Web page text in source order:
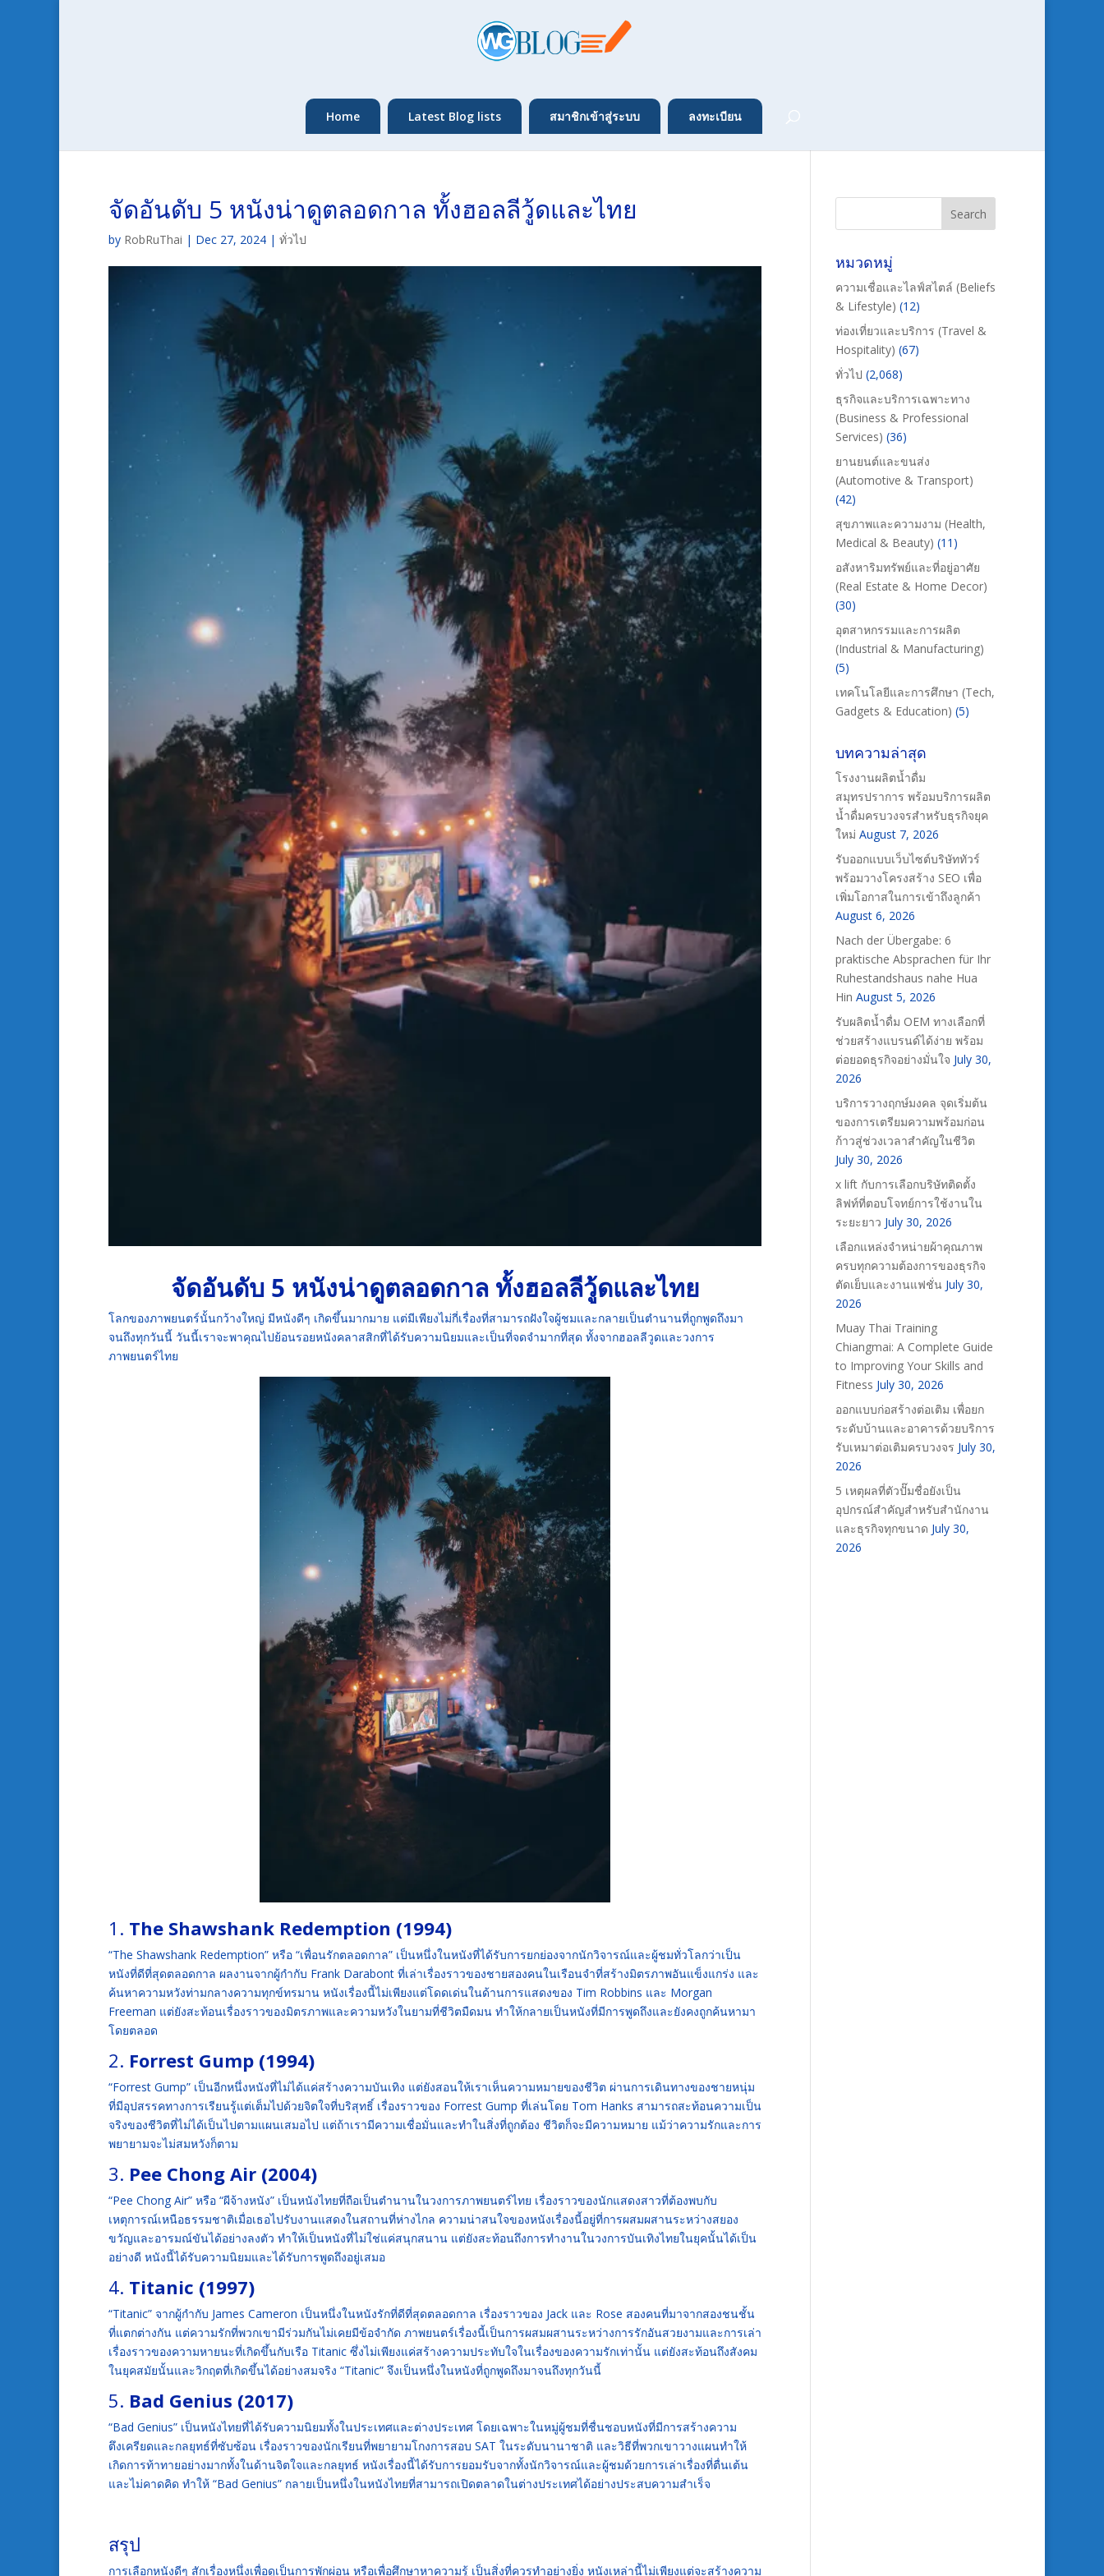
Home Latest Blog lists สมาชิกเข้าสู่ระบบ ลงทะเบียน
จัดอันดับ 5 หนังน่าดูตลอดกาล ทั้งฮอลลีวู้ดและไทย
by RobRuThai | Dec 27, 2024 | ทั่วไป
จัดอันดับ 5 หนังน่าดูตลอดกาล ทั้งฮอลลีวู้ดและไทย
โลกของภาพยนตร์นั้นกว้างใหญ่ มีหนังดีๆ เกิดขึ้นมากมาย แต่มีเพียงไม่กี่เรื่องที่สามารถฝังใจผู้ชมและกลายเป็นตำนานที่ถูกพูดถึงมา
จนถึงทุกวันนี้ วันนี้เราจะพาคุณไปย้อนรอยหนังคลาสสิกที่ได้รับความนิยมและเป็นที่จดจำมากที่สุด ทั้งจากฮอลลีวูดและวงการ
ภาพยนตร์ไทย
1. The Shawshank Redemption (1994)
“The Shawshank Redemption” หรือ “เพื่อนรักตลอดกาล” เป็นหนึ่งในหนังที่ได้รับการยกย่องจากนักวิจารณ์และผู้ชมทั่วโลกว่าเป็น
หนังที่ดีที่สุดตลอดกาล ผลงานจากผู้กำกับ Frank Darabont ที่เล่าเรื่องราวของชายสองคนในเรือนจำที่สร้างมิตรภาพอันแข็งแกร่ง และ
ค้นหาความหวังท่ามกลางความทุกข์ทรมาน หนังเรื่องนี้ไม่เพียงแต่โดดเด่นในด้านการแสดงของ Tim Robbins และ Morgan
Freeman แต่ยังสะท้อนเรื่องราวของมิตรภาพและความหวังในยามที่ชีวิตมืดมน ทำให้กลายเป็นหนังที่มีการพูดถึงและยังคงถูกค้นหามา
โดยตลอด
2. Forrest Gump (1994)
“Forrest Gump” เป็นอีกหนึ่งหนังที่ไม่ได้แค่สร้างความบันเทิง แต่ยังสอนให้เราเห็นความหมายของชีวิต ผ่านการเดินทางของชายหนุ่ม
ที่มีอุปสรรคทางการเรียนรู้แต่เต็มไปด้วยจิตใจที่บริสุทธิ์ เรื่องราวของ Forrest Gump ที่เล่นโดย Tom Hanks สามารถสะท้อนความเป็น
จริงของชีวิตที่ไม่ได้เป็นไปตามแผนเสมอไป แต่ถ้าเรามีความเชื่อมั่นและทำในสิ่งที่ถูกต้อง ชีวิตก็จะมีความหมาย แม้ว่าความรักและการ
พยายามจะไม่สมหวังก็ตาม
3. Pee Chong Air (2004)
“Pee Chong Air” หรือ “ผีจ้างหนัง” เป็นหนังไทยที่ถือเป็นตำนานในวงการภาพยนตร์ไทย เรื่องราวของนักแสดงสาวที่ต้องพบกับ
เหตุการณ์เหนือธรรมชาติเมื่อเธอไปรับงานแสดงในสถานที่ห่างไกล ความน่าสนใจของหนังเรื่องนี้อยู่ที่การผสมผสานระหว่างสยอง
ขวัญและอารมณ์ขันได้อย่างลงตัว ทำให้เป็นหนังที่ไม่ใช่แค่สนุกสนาน แต่ยังสะท้อนถึงการทำงานในวงการบันเทิงไทยในยุคนั้นได้เป็น
อย่างดี หนังนี้ได้รับความนิยมและได้รับการพูดถึงอยู่เสมอ
4. Titanic (1997)
“Titanic” จากผู้กำกับ James Cameron เป็นหนึ่งในหนังรักที่ดีที่สุดตลอดกาล เรื่องราวของ Jack และ Rose สองคนที่มาจากสองชนชั้น
ที่แตกต่างกัน แต่ความรักที่พวกเขามีร่วมกันไม่เคยมีข้อจำกัด ภาพยนตร์เรื่องนี้เป็นการผสมผสานระหว่างการรักอันสวยงามและการเล่า
เรื่องราวของความหายนะที่เกิดขึ้นกับเรือ Titanic ซึ่งไม่เพียงแค่สร้างความประทับใจในเรื่องของความรักเท่านั้น แต่ยังสะท้อนถึงสังคม
ในยุคสมัยนั้นและวิกฤตที่เกิดขึ้นได้อย่างสมจริง “Titanic” จึงเป็นหนึ่งในหนังที่ถูกพูดถึงมาจนถึงทุกวันนี้
5. Bad Genius (2017)
“Bad Genius” เป็นหนังไทยที่ได้รับความนิยมทั้งในประเทศและต่างประเทศ โดยเฉพาะในหมู่ผู้ชมที่ชื่นชอบหนังที่มีการสร้างความ
ตึงเครียดและกลยุทธ์ที่ซับซ้อน เรื่องราวของนักเรียนที่พยายามโกงการสอบ SAT ในระดับนานาชาติ และวิธีที่พวกเขาวางแผนทำให้
เกิดการท้าทายอย่างมากทั้งในด้านจิตใจและกลยุทธ์ หนังเรื่องนี้ได้รับการยอมรับจากทั้งนักวิจารณ์และผู้ชมด้วยการเล่าเรื่องที่ตื่นเต้น
และไม่คาดคิด ทำให้ “Bad Genius” กลายเป็นหนึ่งในหนังไทยที่สามารถเปิดตลาดในต่างประเทศได้อย่างประสบความสำเร็จ
สรุป
การเลือกหนังดีๆ สักเรื่องหนึ่งเพื่อดูเป็นการพักผ่อน หรือเพื่อศึกษาหาความรู้ เป็นสิ่งที่ควรทำอย่างยิ่ง หนังเหล่านี้ไม่เพียงแต่จะสร้างความ
หมวดหมู่
ความเชื่อและไลฟ์สไตล์ (Beliefs
& Lifestyle) (12)
ท่องเที่ยวและบริการ (Travel &
Hospitality) (67)
ทั่วไป (2,068)
ธุรกิจและบริการเฉพาะทาง
(Business & Professional
Services) (36)
ยานยนต์และขนส่ง
(Automotive & Transport)
(42)
สุขภาพและความงาม (Health,
Medical & Beauty) (11)
อสังหาริมทรัพย์และที่อยู่อาศัย
(Real Estate & Home Decor)
(30)
อุตสาหกรรมและการผลิต
(Industrial & Manufacturing)
(5)
เทคโนโลยีและการศึกษา (Tech,
Gadgets & Education) (5)
บทความล่าสุด
โรงงานผลิตน้ำดื่ม
สมุทรปราการ พร้อมบริการผลิต
น้ำดื่มครบวงจรสำหรับธุรกิจยุค
ใหม่ August 7, 2026
รับออกแบบเว็บไซต์บริษัททัวร์
พร้อมวางโครงสร้าง SEO เพื่อ
เพิ่มโอกาสในการเข้าถึงลูกค้า
August 6, 2026
Nach der Übergabe: 6
praktische Absprachen für Ihr
Ruhestandshaus nahe Hua
Hin August 5, 2026
รับผลิตน้ำดื่ม OEM ทางเลือกที่
ช่วยสร้างแบรนด์ได้ง่าย พร้อม
ต่อยอดธุรกิจอย่างมั่นใจ July 30,
2026
บริการวางฤกษ์มงคล จุดเริ่มต้น
ของการเตรียมความพร้อมก่อน
ก้าวสู่ช่วงเวลาสำคัญในชีวิต
July 30, 2026
x lift กับการเลือกบริษัทติดตั้ง
ลิฟท์ที่ตอบโจทย์การใช้งานใน
ระยะยาว July 30, 2026
เลือกแหล่งจำหน่ายผ้าคุณภาพ
ครบทุกความต้องการของธุรกิจ
ตัดเย็บและงานแฟชั่น July 30,
2026
Muay Thai Training
Chiangmai: A Complete Guide
to Improving Your Skills and
Fitness July 30, 2026
ออกแบบก่อสร้างต่อเติม เพื่อยก
ระดับบ้านและอาคารด้วยบริการ
รับเหมาต่อเติมครบวงจร July 30,
2026
5 เหตุผลที่ตัวปั๊มชื่อยังเป็น
อุปกรณ์สำคัญสำหรับสำนักงาน
และธุรกิจทุกขนาด July 30,
2026